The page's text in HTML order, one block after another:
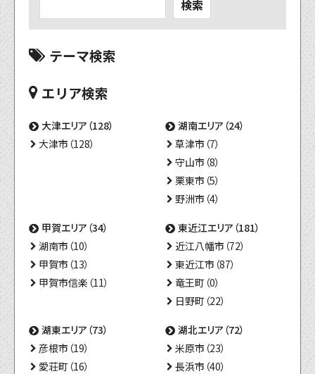
検索
テーマ検索
エリア検索
大津エリア（128）
大津市（128）
湖南エリア（24）
草津市（7）
守山市（8）
栗東市（5）
野洲市（4）
甲賀エリア（34）
湖南市（10）
甲賀市（13）
甲賀市信楽（11）
東近江エリア（181）
近江八幡市（72）
東近江市（87）
竜王町（0）
日野町（22）
湖東エリア（73）
彦根市（19）
愛荘町（16）
湖北エリア（72）
米原市（23）
長浜市（40）